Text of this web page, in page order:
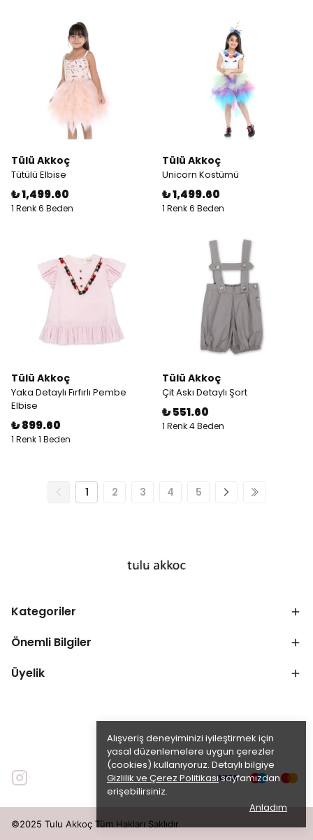
Alışveriş deneyiminizi iyileştirmek için
yasal düzenlemelere uygun çerezler
(cookies) kullanıyoruz. Detaylı bilgiye
Gizlilik ve Çerez Politikasısayfamızdan
erişebilirsiniz.
Anladım
Tülü Akkoç
Tütülü Elbise
₺ 1,499.60
1 Renk 6 Beden
Tülü Akkoç
Unicorn Kostümü
₺ 1,499.60
1 Renk 6 Beden
Tülü Akkoç
Yaka Detaylı Fırfırlı Pembe
Elbise
₺ 899.60
1 Renk 1 Beden
Tülü Akkoç
Çit Askı Detaylı Şort
₺ 551.60
1 Renk 4 Beden
1 2 3 4 5
Kategoriler
Önemli Bilgiler
Üyelik
©2025 Tulu Akkoç Tüm Hakları Saklıdır